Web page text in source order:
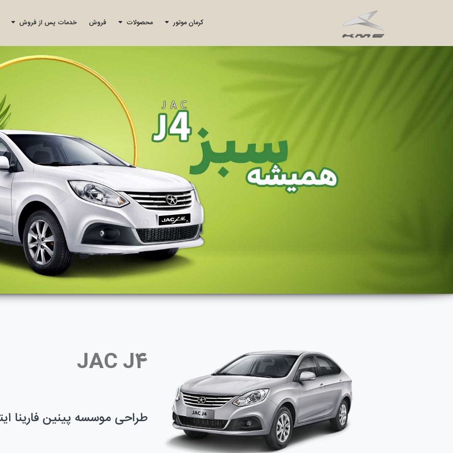
کرمان موتور محصولات فروش خدمات پس از فروش
JAC J4
طراحی موسسه پینین فارینا